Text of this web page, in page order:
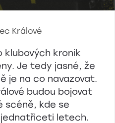
Králové
klubových kronik
Je tedy jasné, že
je na co navazovat.
budou bojovat
scéně, kde se
letech.